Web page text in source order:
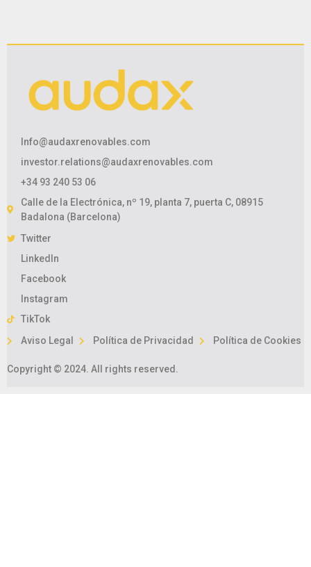
Info@audaxrenovables.com
investor.relations@audaxrenovables.com
+34 93 240 53 06
Calle de la Electrónica, nº 19, planta 7, puerta C, 08915
Badalona (Barcelona)
Twitter
LinkedIn
Facebook
Instagram
TikTok
Aviso Legal
Política de Privacidad Política de Cookies
Copyright © 2024. All rights reserved.